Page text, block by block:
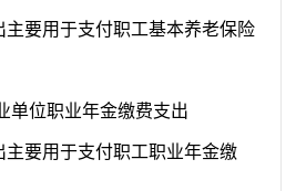
主要用于支付职工基本养老保险
单位职业年金缴费支出
主要用于支付职工职业年金缴